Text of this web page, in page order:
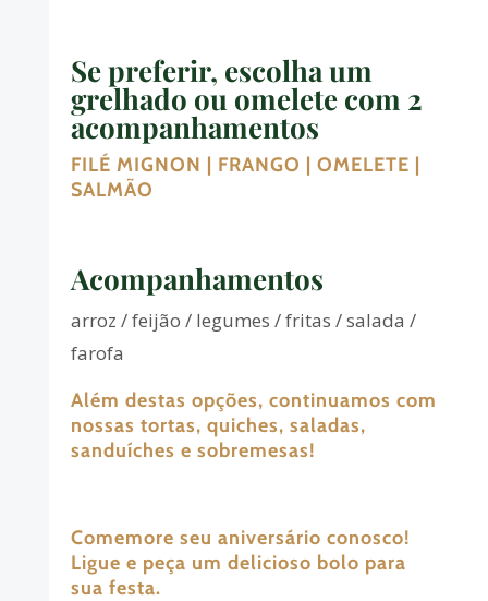
Se preferir, escolha um
grelhado ou omelete com 2
acompanhamentos
FILÉ MIGNON | FRANGO | OMELETE |
SALMÃO
Acompanhamentos
arroz / feijão / legumes / fritas / salada /
farofa
Além destas opções, continuamos com
nossas tortas, quiches, saladas,
sanduíches e sobremesas!
Comemore seu aniversário conosco!
Ligue e peça um delicioso bolo para
sua festa.